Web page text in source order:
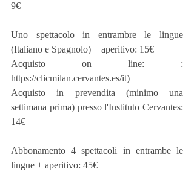
9€
Uno spettacolo in entrambre le lingue
(Italiano e Spagnolo) + aperitivo: 15€
Acquisto on line: :
https://clicmilan.cervantes.es/it)
Acquisto in prevendita (minimo una
settimana prima) presso l'Instituto Cervantes:
14€
Abbonamento 4 spettacoli in entrambe le
lingue + aperitivo: 45€